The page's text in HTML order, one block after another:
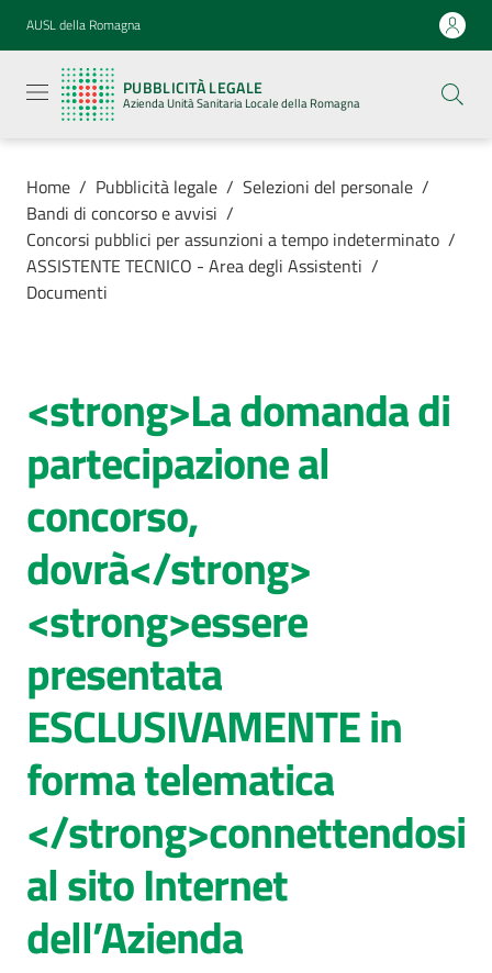
Vai al contenuto
Vai alla navigazione
Vai al footer
AUSL della Romagna
PUBBLICITÀ LEGALE
Azienda Unità Sanitaria Locale della Romagna
legale
Azienda
Unità
Locale della
Azienda
Luoghi di
AUSL
Comunica
Home / Pubblicità legale / Selezioni del personale /
Bandi di concorso e avvisi /
Concorsi pubblici per assunzioni a tempo indeterminato /
ASSISTENTE TECNICO - Area degli Assistenti /
Documenti
<strong>La domanda di
partecipazione al
concorso,
dovrà</strong>
<strong>essere
presentata
ESCLUSIVAMENTE in
forma telematica
</strong>connettendosi
al sito Internet
dell’Azienda